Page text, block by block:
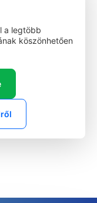
a legtöbb
köszönhetően